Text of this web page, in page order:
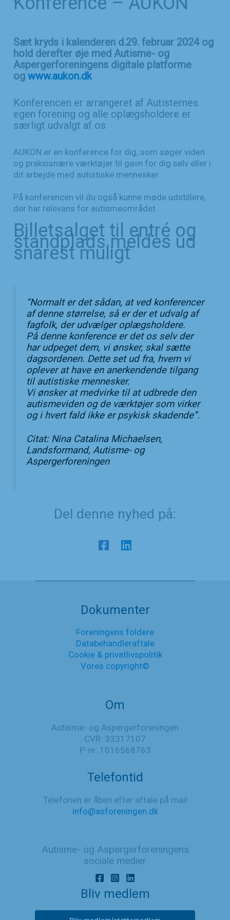
Sæt kryds i kalenderen d.29. februar 2024 og
hold derefter øje med Autisme- og
Aspergerforeningens digitale platforme
ogwww.aukon.dk
Konferencen er arrangeret af Autisternes
egen forening og alle oplægsholdere er
særligt udvalgt af os
AUKON er en konference for dig, som søger viden
og praksisnære værktøjer til gavn for dig selv eller i
dit arbejde med autistiske mennesker
På konferencen vil du også kunne møde udstillere,
der har relevans for autismeområdet
Billetsalget til entré og
standplads meldes ud
snarest muligt
“Normalt er det sådan, at ved konferencer
af denne størrelse, så er der et udvalg af
fagfolk, der udvælger oplægsholdere.
På denne konference er det os selv der
har udpeget dem, vi ønsker, skal sætte
dagsordenen. Dette set ud fra, hvem vi
oplever at have en anerkendende tilgang
til autistiske mennesker.
Vi ønsker at medvirke til at udbrede den
autismeviden og de værktøjer som virker
og i hvert fald ikke er psykisk skadende”.
Citat: Nina Catalina Michaelsen,
Landsformand, Autisme- og
Aspergerforeningen
Del denne nyhed på:
Dokumenter
Foreningens foldere
Databehandleraftale
Cookie & privatlivspolitik
Vores copyright©
Om
Autisme- og Aspergerforeningen
CVR: 33317107
P-nr: 1016568763
Telefontid
Telefonen er åben efter aftale på mail
info@asforeningen.dk
Autisme- og Aspergerforeningens
sociale medier
Bliv medlem